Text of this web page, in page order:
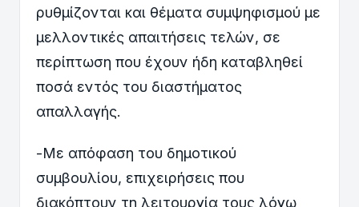
ρυθμίζονται και θέματα συμψηφισμού με
μελλοντικές απαιτήσεις τελών, σε
περίπτωση που έχουν ήδη καταβληθεί
ποσά εντός του διαστήματος
απαλλαγής.
-Με απόφαση του δημοτικού
συμβουλίου, επιχειρήσεις που
διακόπτουν τη λειτουργία τους λόγω